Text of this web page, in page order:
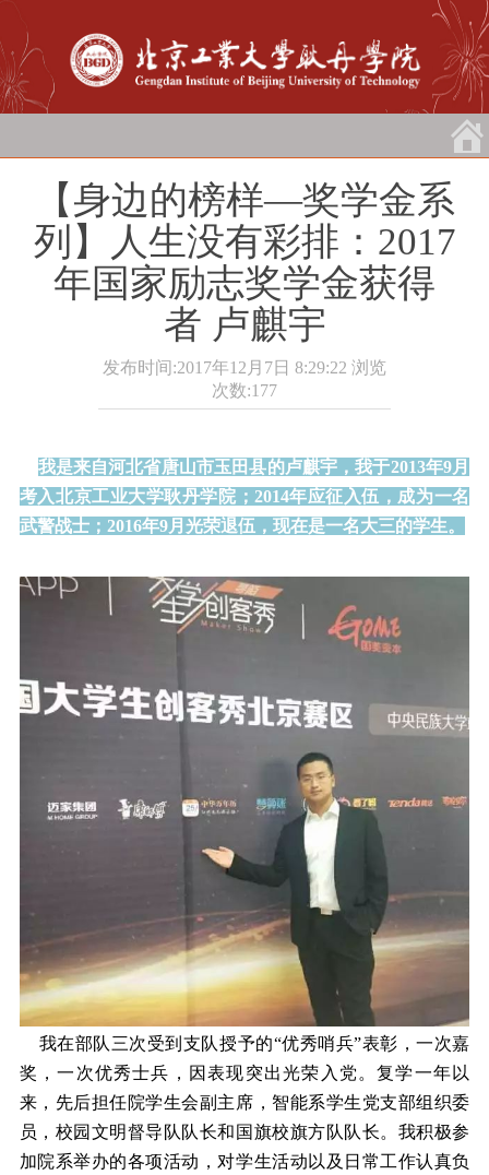
【身边的榜样―奖学金系
列】人生没有彩排：2017
年国家励志奖学金获得
者 卢麒宇
发布时间:2017年12月7日 8:29:22 浏览
次数:177
我是来自河北省唐山市玉田县的卢麒宇，我于2013年9月
考入北京工业大学耿丹学院；2014年应征入伍，成为一名
武警战士；2016年9月光荣退伍，现在是一名大三的学生。
我在部队三次受到支队授予的“优秀哨兵”表彰，一次嘉
奖，一次优秀士兵，因表现突出光荣入党。复学一年以
来，先后担任院学生会副主席，智能系学生党支部组织委
员，校园文明督导队队长和国旗校旗方队队长。我积极参
加院系举办的各项活动，对学生活动以及日常工作认真负